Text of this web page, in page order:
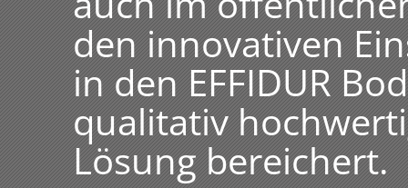
den innovativen
in den EFFIDUR
qualitativ
Lösung bereichert.